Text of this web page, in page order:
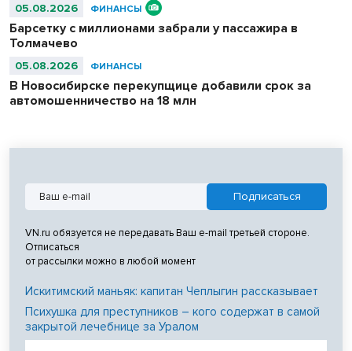
05.08.2026 ФИНАНСЫ
Барсетку с миллионами забрали у пассажира в
Толмачево
05.08.2026 ФИНАНСЫ
В Новосибирске перекупщице добавили срок за
автомошенничество на 18 млн
VN.ru обязуется не передавать Ваш e-mail третьей стороне.
Отписаться
от рассылки можно в любой момент
Искитимский маньяк: капитан Чеплыгин рассказывает
Психушка для преступников – кого содержат в самой
закрытой лечебнице за Уралом